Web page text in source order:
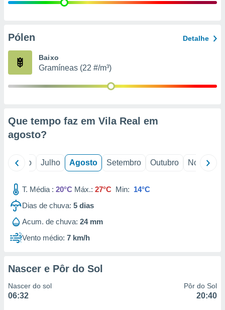
e
de
Pólen Detalhe
Baixo
Gramíneas (22 #/m³)
Que tempo faz em Vila Real em
agosto?
Junho Julho Agosto Setembro Outubro Novembro
T. Média : 20°C Máx.: 27°C Min: 14°C
Dias de chuva: 5 dias
Acum. de chuva: 24 mm
Vento médio: 7 km/h
Nascer e Pôr do Sol
Nascer do sol
06:32
Pôr do Sol
20:40